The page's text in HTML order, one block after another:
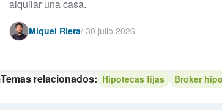
alquilar una casa.
Miquel Riera/ 30 julio 2026
Temas relacionados: Hipotecas fijas Broker